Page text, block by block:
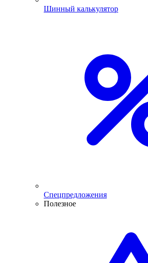
Шинный калькулятор
Спецпредложения
Полезное